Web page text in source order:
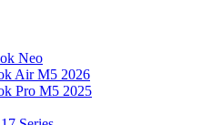
Neo
Air M5 2026
Pro M5 2025